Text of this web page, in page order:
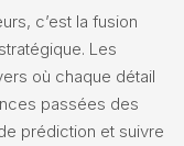
c’est la fusion
Les
où chaque détail
passées des
prédiction et suivre